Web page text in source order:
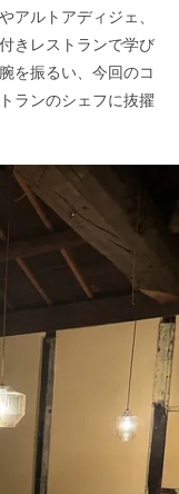
アルトアディジェ、
きレストランで学び
を振るい、今回のコ
ランのシェフに抜擢